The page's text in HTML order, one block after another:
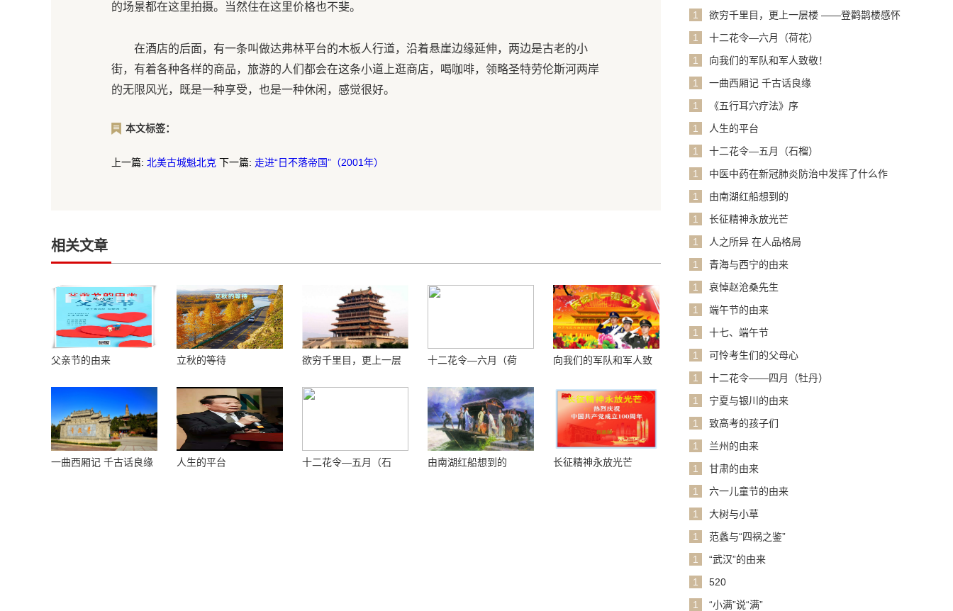
的场景都在这里拍摄。当然住在这里价格也不斐。
在酒店的后面，有一条叫做达弗林平台的木板人行道，沿着悬崖边缘延伸，两边是古老的小
街，有着各种各样的商品，旅游的人们都会在这条小道上逛商店，喝咖啡，领略圣特劳伦斯河两岸
的无限风光，既是一种享受，也是一种休闲，感觉很好。
本文标签：
上一篇: 北美古城魁北克 下一篇: 走进“日不落帝国”（2001年）
相关文章
父亲节的由来 立秋的等待
欲穷千里目，更上一层
十二花令—六月（荷
向我们的军队和军人致
一曲西厢记 千古话良缘 人生的平台
十二花令—五月（石
由南湖红船想到的 长征精神永放光芒
1
欲穷千里目，更上一层楼 ——登鹳鹊楼感怀
1
十二花令—六月（荷花）
1
向我们的军队和军人致敬！
1
一曲西厢记 千古话良缘
1
《五行耳穴疗法》序
1
人生的平台
1
十二花令—五月（石榴）
1
中医中药在新冠肺炎防治中发挥了什么作
1
由南湖红船想到的
1
长征精神永放光芒
1
人之所异 在人品格局
1
青海与西宁的由来
1
哀悼赵沧桑先生
1
端午节的由来
1
十七、端午节
1
可怜考生们的父母心
1
十二花令——四月（牡丹）
1
宁夏与银川的由来
1
致高考的孩子们
1
兰州的由来
1
甘肃的由来
1
六一儿童节的由来
1
大树与小草
1
范蠡与“四祸之鉴”
1
“武汉”的由来
1
520
1
“小满”说“满”